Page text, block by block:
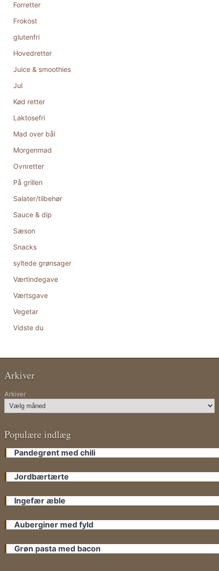
Forretter
Frokost
glutenfri
Hovedretter
Juice & smoothies
Jul
Kød retter
Laktosefri
Mad over bål
Morgenmad
Ovnretter
På grillen
Salater/tilbehør
Sauce & dip
Sæson
Snacks
syltede grønsager
Værtindegave
Værtsgave
Vegetar
Vidste du
Arkiver
Arkiver
Populære indlæg
Pandegrønt med chili
Jordbærtærte
Ingefær æble
Auberginer med fyld
Grøn pasta med bacon